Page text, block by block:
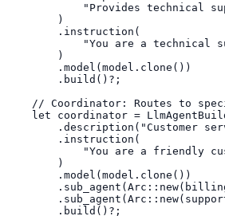
"Provides technical
        )
        .instruction(
"You are a technical
        )
        .model(model.clone())
        .build()?;
// Coordinator: Routes to
let coordinator =
.description("Customer
        .instruction(
"You are a friendly
        )
        .model(model.clone())
        .build()?;